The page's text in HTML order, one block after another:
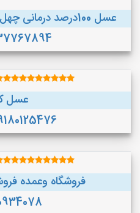
عسل 100درصد درمانی چهل گیاه و آویشن به ضمانت
عسل
فروشگاه وعمده